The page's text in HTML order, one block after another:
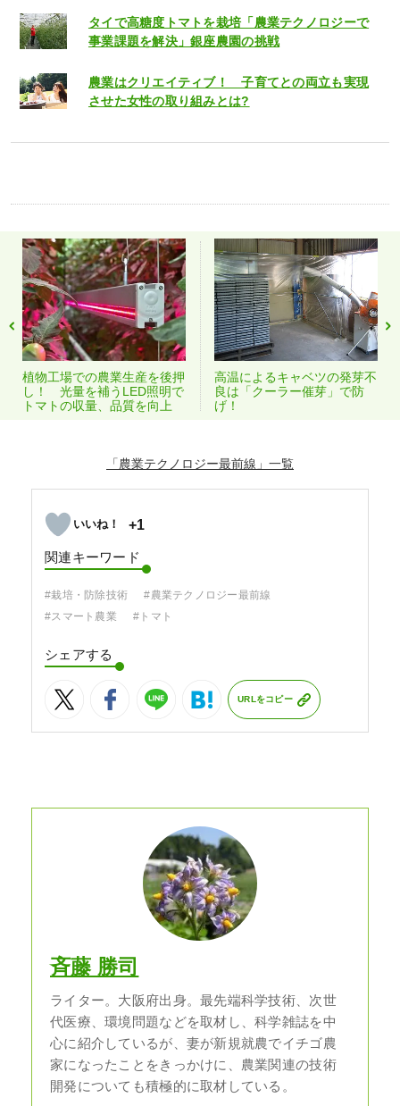
タイで高糖度トマトを栽培「農業テクノロジーで
事業課題を解決」銀座農園の挑戦
農業はクリエイティブ！ 子育てとの両立も実現
させた女性の取り組みとは?
植物工場での農業生産を後押
し！ 光量を補うLED照明で
トマトの収量、品質を向上
高温によるキャベツの発芽不
良は「クーラー催芽」で防
げ！
「農業テクノロジー最前線」
+1
関連キーワード
#栽培・防除技術
#農業テクノロジー最前線
#スマート農業
#トマト
シェアする
URLをコピー
斉藤 勝司
ライター。大阪府出身。最先端科学技術、次世
代医療、環境問題などを取材し、科学雑誌を中
心に紹介しているが、妻が新規就農でイチゴ農
家になったことをきっかけに、農業関連の技術
開発についても積極的に取材している。